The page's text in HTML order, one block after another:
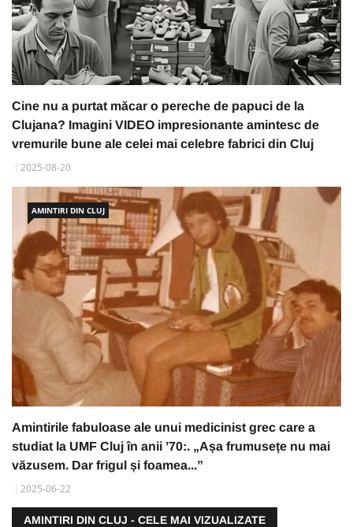
Cine nu a purtat măcar o pereche de papuci de la
Clujana? Imagini VIDEO impresionante amintesc de
vremurile bune ale celei mai celebre fabrici din Cluj
2025-08-20
AMINTIRI DIN CLUJ
Amintirile fabuloase ale unui medicinist grec care a
studiat la UMF Cluj în anii ’70:. „Așa frumusețe nu mai
văzusem. Dar frigul și foamea...”
2025-06-22
AMINTIRI DIN CLUJ - CELE MAI VIZUALIZATE